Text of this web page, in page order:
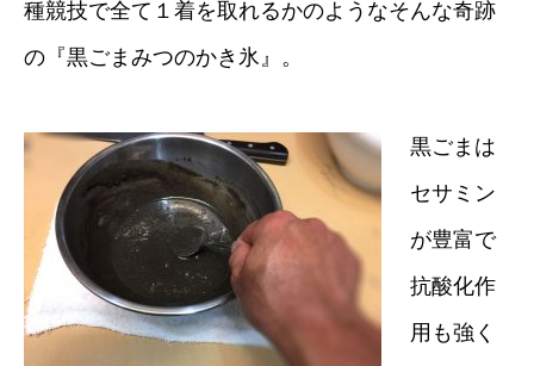
種競技で全て１着を取れるかのようなそんな奇跡
の『黒ごまみつのかき氷』。
黒ごまは
セサミン
が豊富で
抗酸化作
用も強く